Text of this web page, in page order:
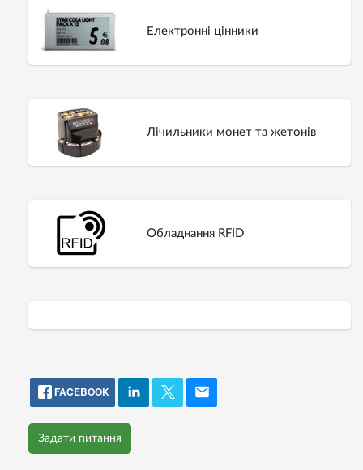
Електронні цінники
Лічильники монет та жетонів
Обладнання RFID
FACEBOOK
Задати питання